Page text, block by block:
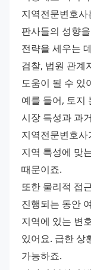
지역전문변호
판사들의 성향
전략을 세우는
검찰, 법원 관계
도움이 될 수 있
예를 들어, 토지
시장 특성과 과
지역전문변호
지역 특성에 맞
때문이죠.
또한 물리적 접
진행되는 동안
지역에 있는 변
있어요. 급한 상
가능하죠.